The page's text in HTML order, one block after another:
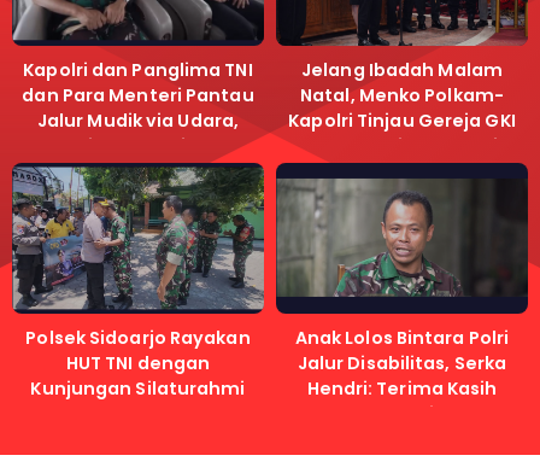
Kapolri dan Panglima TNI
dan Para Menteri Pantau
Jalur Mudik via Udara,
Pastikan Lalu Lintas
Lancar
Jelang Ibadah Malam
Natal, Menko Polkam-
Kapolri Tinjau Gereja GKI
Samanhudi dan Gereja
Immanuel
Polsek Sidoarjo Rayakan
HUT TNI dengan
Kunjungan Silaturahmi
Anak Lolos Bintara Polri
Jalur Disabilitas, Serka
Hendri: Terima Kasih
Kapolri